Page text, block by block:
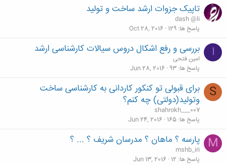
تاپیک جزوات ارشد ساخت و تولید
dash @li
پاسخ ها 129
Oct 28, 2016
ا بررسی و رفع اشکال دروس سیالات کارشناسی ارشد
امین فتحی
پاسخ ها 93
Jun 28, 2016
S
برای قبولی تو کنکور کاردانی به کارشناسی ساخت
وتولید(دولتی) چه کنم؟
shahrokh___007
پاسخ ها 165
Jun 24, 2016
M پارسه ؟ ماهان ؟ مدرسان شریف ؟ ... ؟
mshb_iri
پاسخ ها 12
Jun 13, 2016